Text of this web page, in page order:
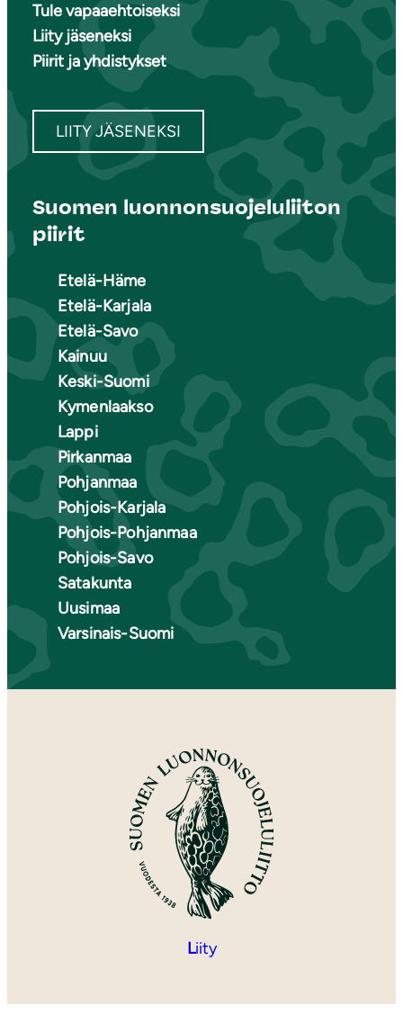
Tule vapaaehtoiseksi
Liity jäseneksi
Piirit ja yhdistykset
LIITY JÄSENEKSI
Suomen luonnonsuojeluliiton
piirit
Etelä-Häme
Etelä-Karjala
Etelä-Savo
Kainuu
Keski-Suomi
Kymenlaakso
Lappi
Pirkanmaa
Pohjanmaa
Pohjois-Karjala
Pohjois-Pohjanmaa
Pohjois-Savo
Satakunta
Uusimaa
Varsinais-Suomi
Liity